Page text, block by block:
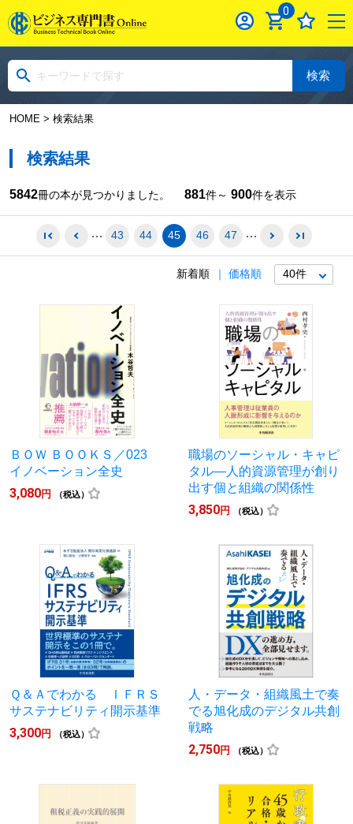
0
検索
HOME> 検索結果
検索結果
5842冊の本が見つかりました。 881件～ 900件を表示
43 44 45 46 47
新着順 価格順
ＢＯＷ ＢＯＯＫＳ／023
イノベーション全史
3,080円 （税込）
職場のソーシャル・キャピ
タル―人的資源管理が創り
出す個と組織の関係性
3,850円 （税込）
Ｑ＆Ａでわかる ＩＦＲＳ
サステナビリティ開示基準
3,300円 （税込）
人・データ・組織風土で奏
でる旭化成のデジタル共創
戦略
2,750円 （税込）